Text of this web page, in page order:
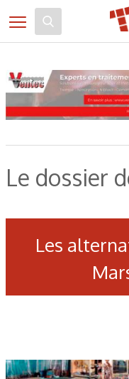
Toggle navigation
Le dossier
Les
Panneau de gestion des